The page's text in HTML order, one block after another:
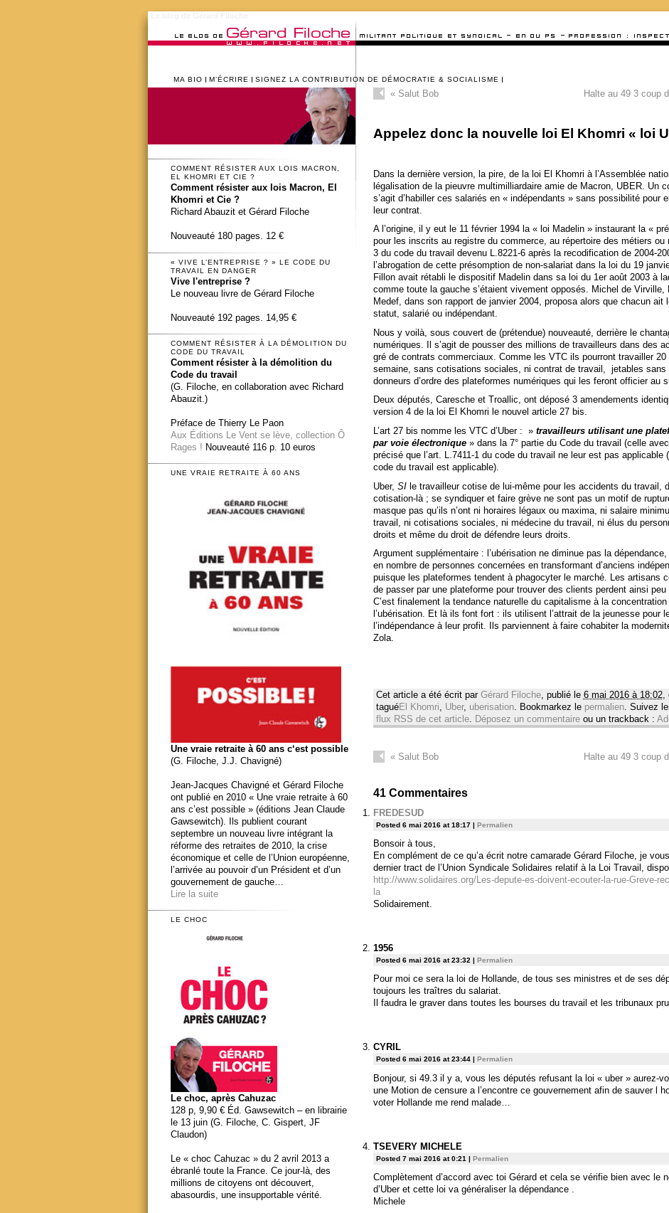
MA BIO M’ÉCRIRE SIGNEZ LA CONTRIBUTION DE DÉMOCRATIE & SOCIALISME
«Salut Bob
Halte au 49 3 coup
Appelez donc la nouvelle loi El Khomri « loi
Dans la dernière version, la pire, de la loi El Khomri à l’Assemblée
légalisation de la pieuvre multimilliardaire amie de Macron, UBER. Un
s’agit d’habiller ces salariés en « indépendants » sans possibilité pour
leur contrat.
A l’origine, il y eut le 11 février 1994 la « loi Madelin » instaurant la «
pour les inscrits au registre du commerce, au répertoire des métiers ou
3 du code du travail devenu L.8221-6 après la recodification de 2004-
l’abrogation de cette présomption de non-salariat dans la loi du 19
Fillon avait rétabli le dispositif Madelin dans sa loi du 1er août 2003 à
comme toute la gauche s’étaient vivement opposés. Michel de Virville,
Medef, dans son rapport de janvier 2004, proposa alors que chacun ait
statut, salarié ou indépendant.
Nous y voilà, sous couvert de (prétendue) nouveauté, derrière le
numériques. Il s’agit de pousser des millions de travailleurs dans des
gré de contrats commerciaux. Comme les VTC ils pourront travailler 20
semaine, sans cotisations sociales, ni contrat de travail, jetables sans
donneurs d’ordre des plateformes numériques qui les feront officier au
Deux députés, Caresche et Troallic, ont déposé 3 amendements
version 4 de la loi El Khomri le nouvel article 27 bis.
L’art 27 bis nomme les VTC d’Uber : » travailleurs utilisant une
par voie électronique» dans la 7° partie du Code du travail (celle
précisé que l’art. L.7411-1 du code du travail ne leur est pas applicable
code du travail est applicable).
Uber, SIle travailleur cotise de lui-même pour les accidents du travail,
cotisation-là ; se syndiquer et faire grève ne sont pas un motif de
masque pas qu’ils n’ont ni horaires légaux ou maxima, ni salaire
travail, ni cotisations sociales, ni médecine du travail, ni élus du
droits et même du droit de défendre leurs droits.
Argument supplémentaire : l’ubérisation ne diminue pas la
en nombre de personnes concernées en transformant d’anciens
puisque les plateformes tendent à phagocyter le marché. Les artisans
de passer par une plateforme pour trouver des clients perdent ainsi
C’est finalement la tendance naturelle du capitalisme à la concentration
l’ubérisation. Et là ils font fort : ils utilisent l’attrait de la jeunesse pour
l’indépendance à leur profit. Ils parviennent à faire cohabiter la
Zola.
Cet article a été écrit par Gérard Filoche, publié le 6 mai 2016 à 18:02,
taguéEl Khomri Uber, uberisation. Bookmarkez le permalien. Suivez
flux RSS de cet article. Déposez un commentaireou un trackback :
«Salut Bob
Halte au 49 3 coup
41Commentaires
FREDESUD
Posted 6 mai 2016 at 18:17 | Permalien
Bonsoir à tous,
En complément de ce qu’a écrit notre camarade Gérard Filoche, je
dernier tract de l’Union Syndicale Solidaires relatif à la Loi Travail,
http://www.solidaires.org/Les-depute-es-doivent-ecouter-la-rue-Greve-
la
Solidairement.
1956
Posted 6 mai 2016 at 23:32 | Permalien
Pour moi ce sera la loi de Hollande, de tous ses ministres et de ses
toujours les traîtres du salariat.
Il faudra le graver dans toutes les bourses du travail et les tribunaux
CYRIL
Posted 6 mai 2016 at 23:44 | Permalien
Bonjour, si 49.3 il y a, vous les députés refusant la loi « uber » aurez-
une Motion de censure a l’encontre ce gouvernement afin de sauver l
voter Hollande me rend malade…
TSEVERY MICHELE
Posted 7 mai 2016 at 0:21 | Permalien
Complètement d’accord avec toi Gérard et cela se vérifie bien avec le
d’Uber et cette loi va généraliser la dépendance .
Michele
COMMENT RÉSISTER AUX LOIS MACRON,
EL KHOMRI ET CIE ?
Comment résister aux lois Macron, El
Khomri et Cie ?
Richard Abauzit et Gérard Filoche
Nouveauté 180 pages. 12 €
« VIVE L’ENTREPRISE ? » LE CODE DU
TRAVAIL EN DANGER
Vive l'entreprise ?
Le nouveau livre de Gérard Filoche
Nouveauté 192 pages. 14,95 €
COMMENT RÉSISTER À LA DÉMOLITION DU
CODE DU TRAVAIL
Comment résister à la démolition du
Code du travail
(G. Filoche, en collaboration avec Richard
Abauzit.)
Préface de Thierry Le Paon
Aux Éditions Le Vent se lève, collection Ô
Rages ! Nouveauté 116 p. 10 euros
UNE VRAIE RETRAITE À 60 ANS
Une vraie retraite à 60 ans c‘est possible
(G. Filoche, J.J. Chavigné)
Jean-Jacques Chavigné et Gérard Filoche
ont publié en 2010 « Une vraie retraite à 60
ans c’est possible » (éditions Jean Claude
Gawsewitch). Ils publient courant
septembre un nouveau livre intégrant la
réforme des retraites de 2010, la crise
économique et celle de l’Union européenne,
l’arrivée au pouvoir d’un Président et d’un
gouvernement de gauche…
Lire la suite
LE CHOC
Le choc, après Cahuzac
128 p, 9,90 € Éd. Gawsewitch – en librairie
le 13 juin (G. Filoche, C. Gispert, JF
Claudon)
Le « choc Cahuzac » du 2 avril 2013 a
ébranlé toute la France. Ce jour-là, des
millions de citoyens ont découvert,
abasourdis, une insupportable vérité.